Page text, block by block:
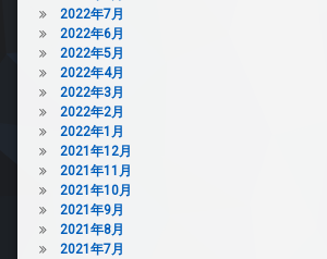
2022年7月
2022年6月
2022年5月
2022年4月
2022年3月
2022年2月
2022年1月
2021年12月
2021年11月
2021年10月
2021年9月
2021年8月
2021年7月